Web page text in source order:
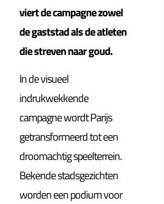
viert de campagne zowel
de gaststad als de atleten
die streven naar goud.
In de visueel
indrukwekkende
campagne wordt Parijs
getransformeerd tot een
droomachtig speelterrein.
Bekende stadsgezichten
worden een podium voor